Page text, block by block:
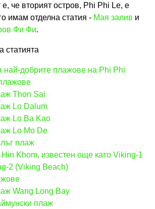
е, че вторият остров, Phi Phi Le, е
имам отделна статия - Мая залив и
Фи Фи.
статията
най-добрите плажове на Phi Phi
Thon Sai
Lo Dalum
Lo Ba Kao
Lo Mo De
плаж
Khom, известен още като Viking-1
2 (Viking Beach)
Wang Long Bay
плаж